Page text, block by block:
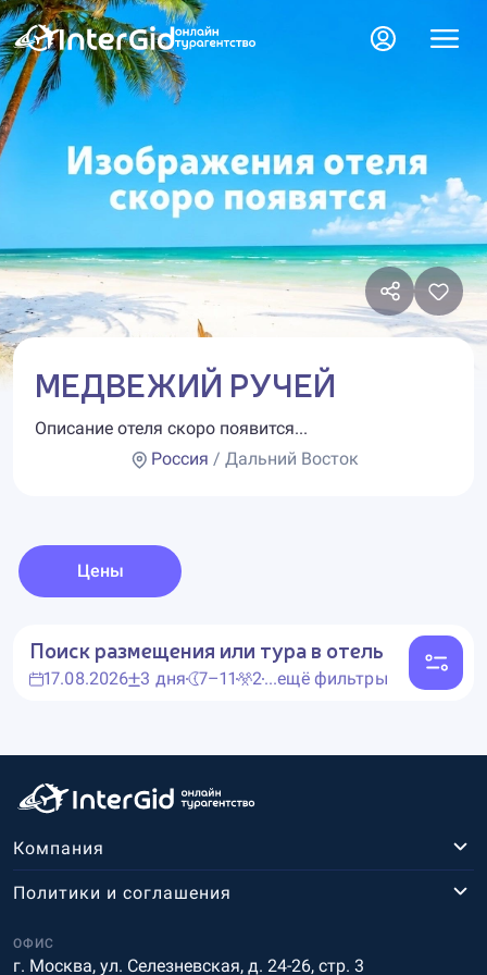
МЕДВЕЖИЙ РУЧЕЙ
Описание отеля скоро появится...
Россия / Дальний Восток
Цены
Поиск размещения или тура в отель
17.08.2026 3 дня 7–11 2...ещё фильтры
Компания
ОФИС
г. Москва, ул. Селезневская, д. 24-26, стр. 3
Политики и соглашения